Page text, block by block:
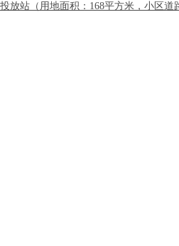
放站（用地面积：168平方米，小区